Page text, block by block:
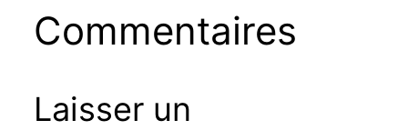
Commentaires
Laisser un